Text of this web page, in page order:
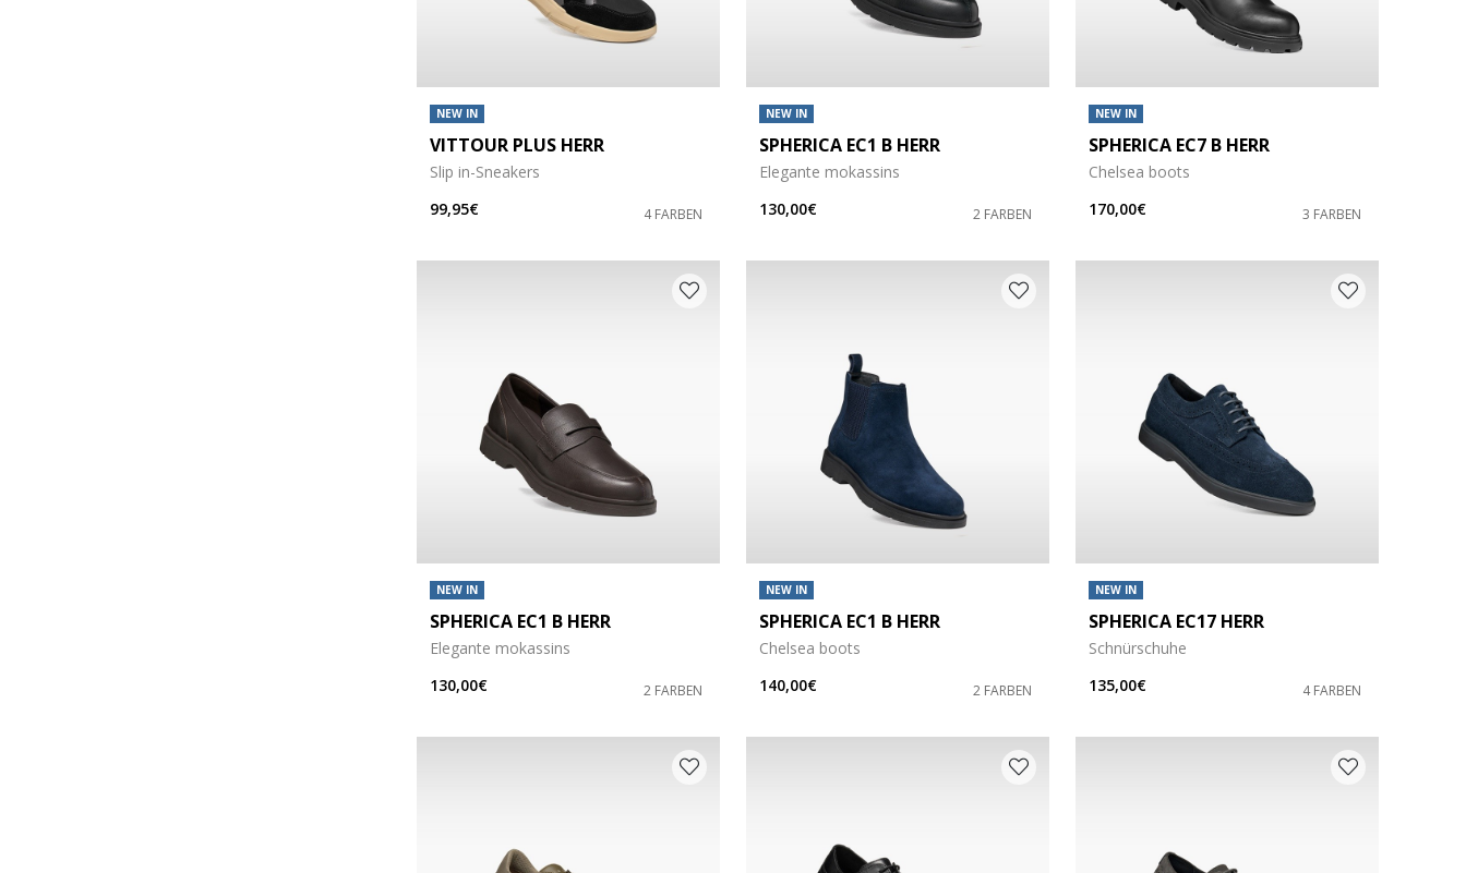
NEW IN
VITTOUR PLUS HERR
Slip in-Sneakers
99,95€
4 FARBEN
NEW IN
SPHERICA EC1 B HERR
Elegante mokassins
130,00€
2 FARBEN
NEW IN
SPHERICA EC7 B HERR
Chelsea boots
170,00€
3 FARBEN
NEW IN
SPHERICA EC1 B HERR
Elegante mokassins
130,00€
2 FARBEN
NEW IN
SPHERICA EC1 B HERR
Chelsea boots
140,00€
2 FARBEN
NEW IN
SPHERICA EC17 HERR
Schnürschuhe
135,00€
4 FARBEN